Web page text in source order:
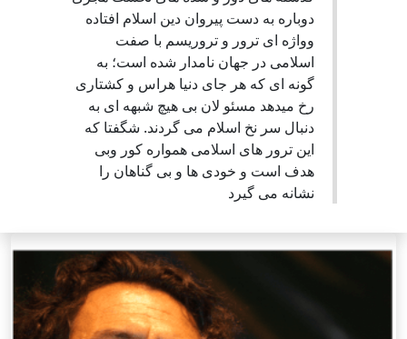
دوباره به دست پیروان دین اسلام افتاده
وواژه ای ترور و تروریسم با صفت
اسلامی در جهان نامدار شده است؛ به
گونه ای که هر جای دنیا هراس و کشتاری
رخ میدهد مسئو لان بی هیچ شبهه ای به
دنبال سر نخ اسلام می گردند. شگفتا که
این ترور های اسلامی همواره کور وبی
هدف است و خودی ها و بی گناهان را
نشانه می گیرد